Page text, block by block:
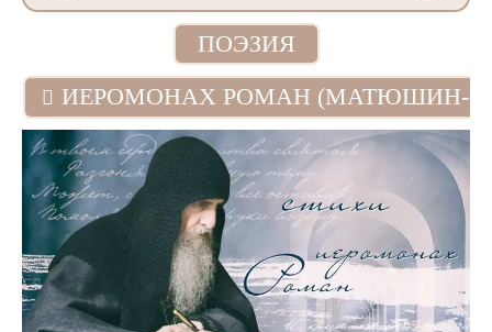
ПОЭЗИЯ
ИЕРОМОНАХ РОМАН (МАТЮШИН-